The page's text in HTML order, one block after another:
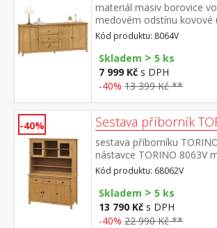
materiál masiv borovice
medovém odstínu kovové
barevném provedení
zásuvky s kovovými
2 police maximální
návodu k montáži
Kód produktu: 8064V
Skladem > 5 ks
7 999 Kč s DPH
-40% 13 399 Kč **
-40% Sestava příborník
sestava příborníku
nástavce TORINO 8063V
borovice voskovaná v
odstínu kovové úchytky v
provedení černěná mosaz
dveře, 3 zásuvky s kovovými
pojezdy nástavec: dvoje
Kód produktu: 68062V
Skladem > 5 ks
13 790 Kč s DPH
-40% 22 990 Kč **